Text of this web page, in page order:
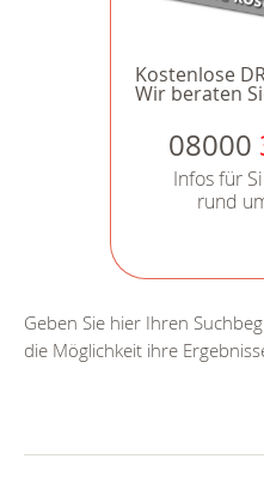
Kostenlose
Wir beraten
08000
Infos für
rund
Geben Sie hier Ihren
die Möglichkeit ihre